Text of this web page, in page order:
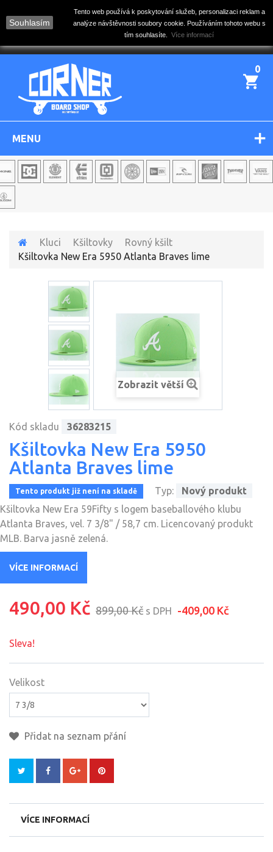
Souhlasím
Tento web používá k poskytování služeb, personalizaci reklam a
analýze návštěvnosti soubory cookie. Používáním tohoto webu s
tím souhlasíte. Více informací
0
MENU
Kluci Kšiltovky
Rovný kšilt
Kšiltovka New Era 5950 Atlanta Braves lime
Zobrazit větší
Kód skladu 36283215
Kšiltovka New Era 5950
Atlanta Braves lime
Tento produkt již není na skladě Typ:
Nový produkt
Kšiltovka New Era 59Fifty s logem baseballového klubu
Atlanta Braves, vel. 7 3/8" / 58,7 cm. Licencovaný produkt
MLB. Barva jasně zelená.
VÍCE INFORMACÍ
490,00 Kč 899,00 Kč s DPH -409,00 Kč
Sleva!
Velikost
Přidat na seznam přání
VÍCE INFORMACÍ